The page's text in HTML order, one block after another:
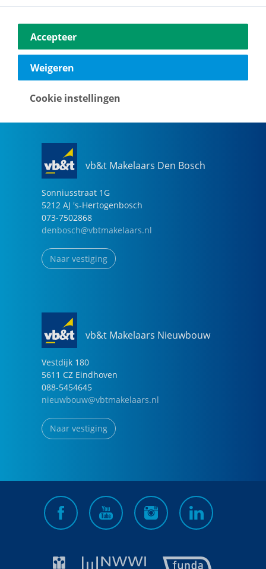
Vestdijk 180
5611 CZ Eindhoven
040-2696949
vb&t Makelaars Den Bosch
Sonniusstraat 1G
5212 AJ 's-Hertogenbosch
073-7502868
denbosch@vbtmakelaars.nl
Naar vestiging
vb&t Makelaars Nieuwbouw
Vestdijk 180
5611 CZ Eindhoven
088-5454645
nieuwbouw@vbtmakelaars.nl
Naar vestiging
Accepteer
Weigeren
Cookie instellingen